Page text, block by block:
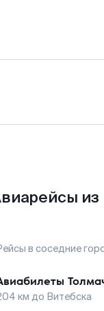
в соседние
км до Витебска